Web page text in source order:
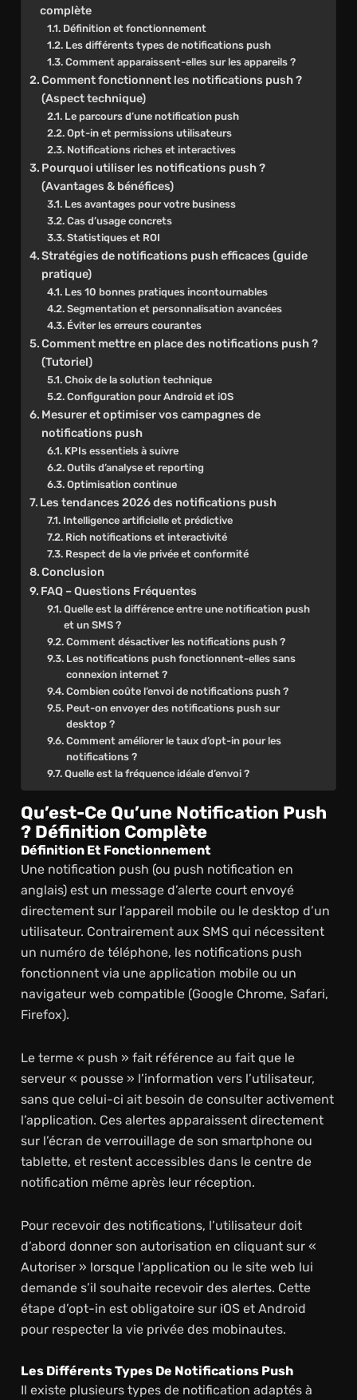
complète
Définition et fonctionnement
Les différents types de notifications push
Comment apparaissent-elles sur les appareils ?
Comment fonctionnent les notifications push ?
(Aspect technique)
Le parcours d’une notification push
Opt-in et permissions utilisateurs
Notifications riches et interactives
Pourquoi utiliser les notifications push ?
(Avantages & bénéfices)
Les avantages pour votre business
Cas d’usage concrets
Statistiques et ROI
Stratégies de notifications push efficaces (guide
pratique)
Les 10 bonnes pratiques incontournables
Segmentation et personnalisation avancées
Éviter les erreurs courantes
Comment mettre en place des notifications push ?
(Tutoriel)
Choix de la solution technique
Configuration pour Android et iOS
Mesurer et optimiser vos campagnes de
notifications push
KPIs essentiels à suivre
Outils d’analyse et reporting
Optimisation continue
Les tendances 2026 des notifications push
Intelligence artificielle et prédictive
Rich notifications et interactivité
Respect de la vie privée et conformité
Conclusion
FAQ – Questions Fréquentes
Quelle est la différence entre une notification push
et un SMS ?
Comment désactiver les notifications push ?
Les notifications push fonctionnent-elles sans
connexion internet ?
Combien coûte l’envoi de notifications push ?
Peut-on envoyer des notifications push sur
desktop ?
Comment améliorer le taux d’opt-in pour les
notifications ?
Quelle est la fréquence idéale d’envoi ?
Qu’est-Ce Qu’une Notification Push
? Définition Complète
Définition Et Fonctionnement
Une notification push (ou push notification en
anglais) est un message d’alerte court envoyé
directement sur l’appareil mobile ou le desktop d’un
utilisateur. Contrairement aux SMS qui nécessitent
un numéro de téléphone, les notifications push
fonctionnent via une application mobile ou un
navigateur web compatible (Google Chrome, Safari,
Firefox).
Le terme « push » fait référence au fait que le
serveur « pousse » l’information vers l’utilisateur,
sans que celui-ci ait besoin de consulter activement
l’application. Ces alertes apparaissent directement
sur l’écran de verrouillage de son smartphone ou
tablette, et restent accessibles dans le centre de
notification même après leur réception.
Pour recevoir des notifications, l’utilisateur doit
d’abord donner son autorisation en cliquant sur «
Autoriser » lorsque l’application ou le site web lui
demande s’il souhaite recevoir des alertes. Cette
étape d’opt-in est obligatoire sur iOS et Android
pour respecter la vie privée des mobinautes.
Les Différents Types De Notifications Push
Il existe plusieurs types de notification adaptés à